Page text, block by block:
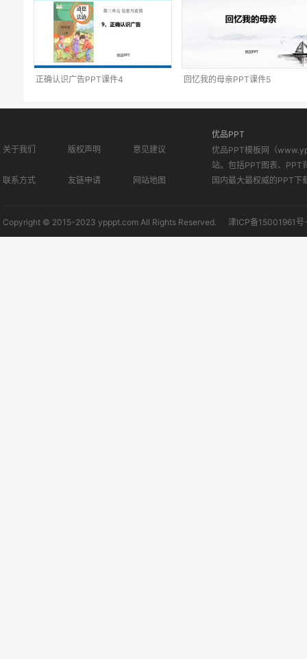
正确认识广告PPT课件4 回忆我的母亲PPT课件5
关于我们 版权声明 意见建议
联系方式 友链申请 网站地图
优品PPT
优品PPT模板网（
站。包括PPT图表、PPT
国内最大最权威的PPT下
Copyright © 2015-2023 ypppt.com All Rights Reserved. 津ICP备15001961号